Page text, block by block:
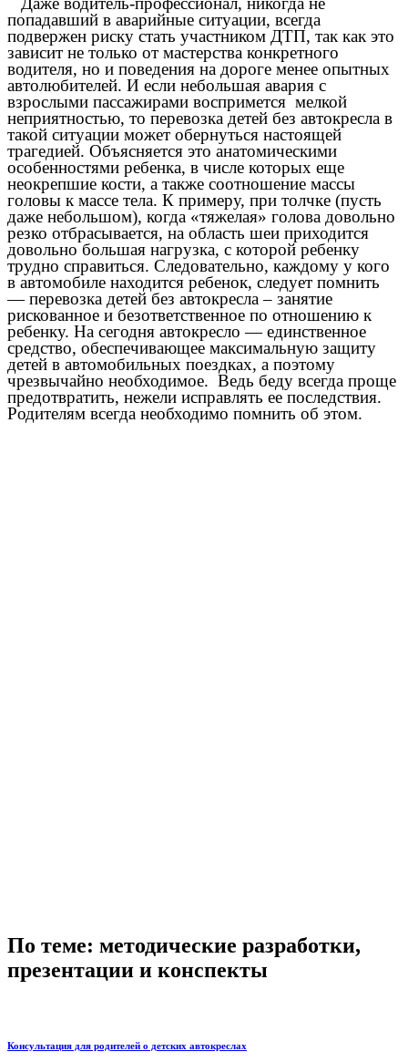
попадавший в аварийные ситуации, всегда
подвержен риску стать участником ДТП, так как это
зависит не только от мастерства конкретного
водителя, но и поведения на дороге менее опытных
автолюбителей. И если небольшая авария с
взрослыми пассажирами воспримется мелкой
неприятностью, то перевозка детей без автокресла в
такой ситуации может обернуться настоящей
трагедией. Объясняется это анатомическими
особенностями ребенка, в числе которых еще
неокрепшие кости, а также соотношение массы
головы к массе тела. К примеру, при толчке (пусть
даже небольшом), когда «тяжелая» голова довольно
резко отбрасывается, на область шеи приходится
довольно большая нагрузка, с которой ребенку
трудно справиться. Следовательно, каждому у кого
в автомобиле находится ребенок, следует помнить
— перевозка детей без автокресла – занятие
рискованное и безответственное по отношению к
ребенку. На сегодня автокресло — единственное
средство, обеспечивающее максимальную защиту
детей в автомобильных поездках, а поэтому
чрезвычайно необходимое. Ведь беду всегда проще
предотвратить, нежели исправлять ее последствия.
Родителям всегда необходимо помнить об этом.
По теме: методические разработки,
презентации и конспекты
Консультация для родителей о детских автокреслах